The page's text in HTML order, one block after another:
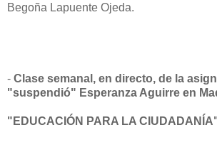
Begoña Lapuente Ojeda.
- Clase semanal, en directo, de la
"suspendió" Esperanza Aguirre en
"EDUCACIÓN PARA LA